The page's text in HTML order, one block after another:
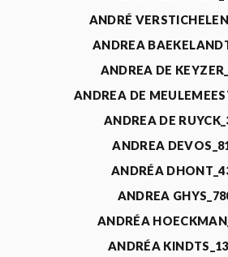
ANDRÉ
ANDREA
ANDREA DE
ANDREA DE
ANDREA DE
ANDREA
ANDRÉA
ANDREA
ANDRÉA
ANDRÉA